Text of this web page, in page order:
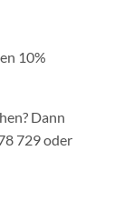
10%
Dann
729 oder